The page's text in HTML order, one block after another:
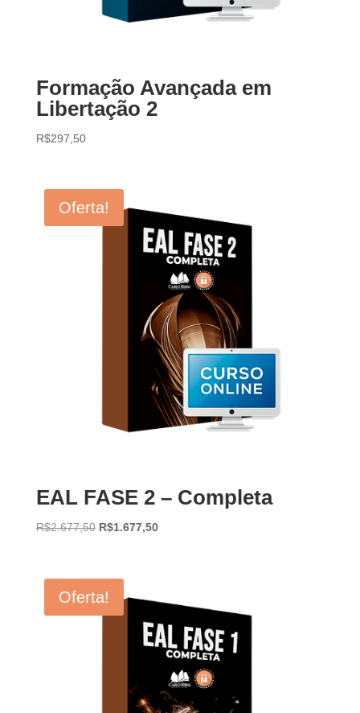
Formação Avançada em
Libertação 2
R$297,50
Oferta!
EAL FASE 2 – Completa
R$2.677,50 O
era:
R$2.677,50.
R$1.677,50O
R$1.677,50.
Oferta!